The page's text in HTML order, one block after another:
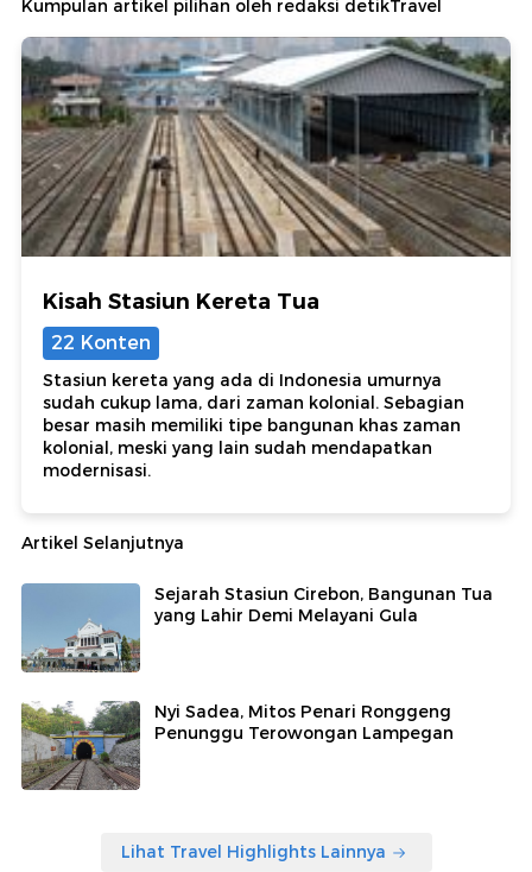
Kumpulan artikel pilihan oleh redaksi detikTravel
Kisah Stasiun Kereta Tua
22 Konten
Stasiun kereta yang ada di Indonesia umurnya
sudah cukup lama, dari zaman kolonial. Sebagian
besar masih memiliki tipe bangunan khas zaman
kolonial, meski yang lain sudah mendapatkan
modernisasi.
Artikel Selanjutnya
Sejarah Stasiun Cirebon, Bangunan Tua
yang Lahir Demi Melayani Gula
Nyi Sadea, Mitos Penari Ronggeng
Penunggu Terowongan Lampegan
Lihat Travel Highlights Lainnya